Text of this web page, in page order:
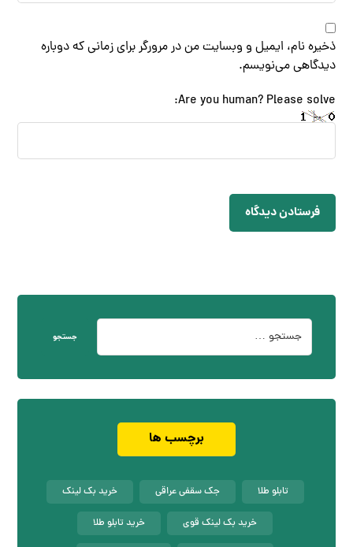
ذخیره نام، ایمیل و وبسایت من در مرورگر برای زمانی که دوباره
دیدگاهی می‌نویسم.
Are you human? Please solve:
فرستادن دیدگاه
جستجو
برچسب ها
تابلو طلا جک سقفی عراقی خرید بک لینک
خرید بک لینک قوی خرید تابلو طلا